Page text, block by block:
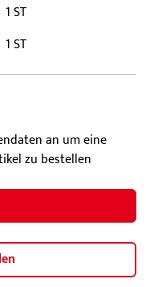
1 ST
1 ST
an um eine
zu bestellen